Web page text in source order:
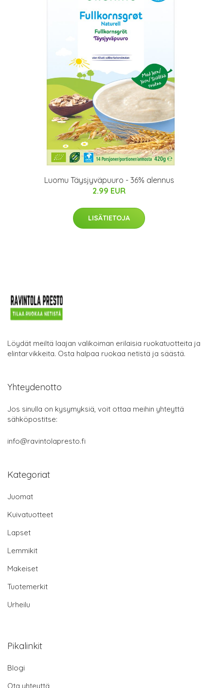
Luomu Täysjyväpuuro - 36% alennus
2.99 EUR
LISÄTIETOJA
Löydät meiltä laajan valikoiman erilaisia ruokatuotteita ja
elintarvikkeita. Osta halpaa ruokaa netistä ja säästä.
Yhteydenotto
Jos sinulla on kysymyksiä, voit ottaa meihin yhteyttä
sähköpostitse:
info@ravintolapresto.fi
Kategoriat
Juomat
Kuivatuotteet
Lapset
Lemmikit
Makeiset
Tuotemerkit
Urheilu
Pikalinkit
Blogi
Ota yhteyttä